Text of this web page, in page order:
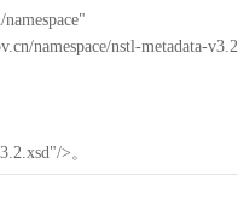
namespace/nstl-metadata-
>。